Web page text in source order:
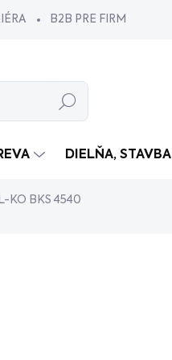
B2B PRE FIRMY
Hľadať
DIELŇA, STAVBA
KO BKS 4540